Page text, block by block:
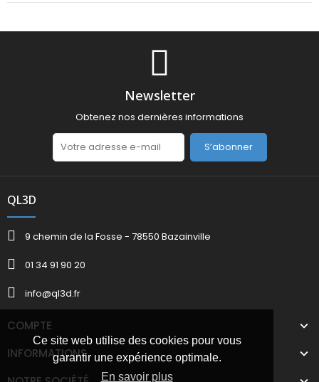
Ce site web utilise des cookies pour vous
garantir une expérience optimale.
En savoir plus
Newsletter
Obtenez nos dernières informations
S’abonner
QL3D
9 chemin de la Fosse - 78550 Bazainville
01 34 91 90 20
info@ql3d.fr
COMPTE
INFORMATIONS